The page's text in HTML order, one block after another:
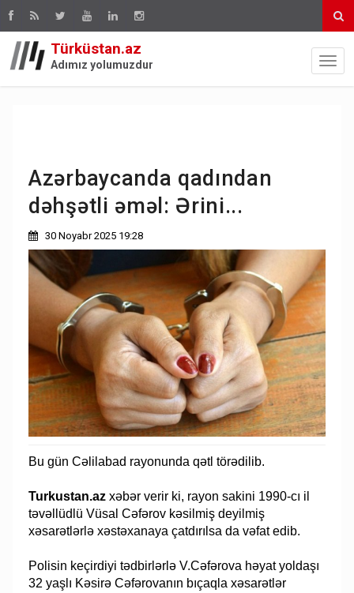
Türküstan.az
Adımız yolumuzdur
Azərbaycanda qadından
dəhşətli əməl: Ərini...
30 Noyabr 2025 19:28
Bu gün Cəlilabad rayonunda qətl törədilib.
Turkustan.azxəbər verir ki, rayon sakini 1990-cı il
təvəllüdlü Vüsal Cəfərov kəsilmiş deyilmiş
xəsarətlərlə xəstəxanaya çatdırılsa da vəfat edib.
Polisin keçirdiyi tədbirlərlə V.Cəfərova həyat yoldaşı
32 yaşlı Kəsirə Cəfərovanın bıçaqla xəsarətlər